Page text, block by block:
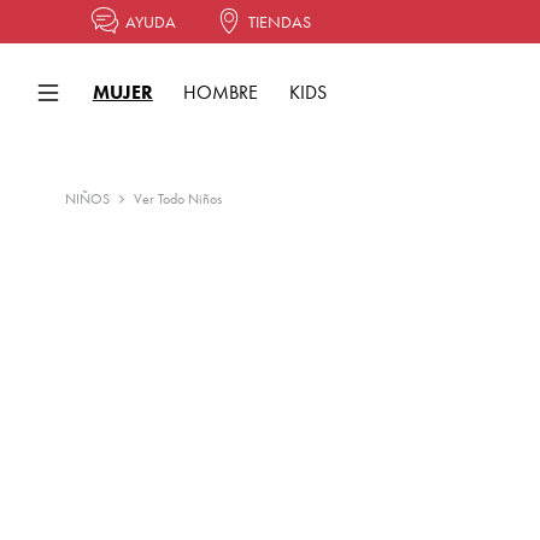
AYUDA TIENDAS
MUJER HOMBRE KIDS
NIÑOS Ver Todo Niños